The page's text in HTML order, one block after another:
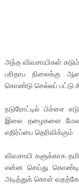
அந்த விவசாயிகள்
பரிதாப நிலைக்கு
கொண்டு செல்லப் பட்டு
நடுரோட்டில் பிச்சை
இலை தழைகளை
எதிர்ப்பை தெரிவிக்கும்
விவசாயி களுக்காக
என்ன செய்து
அடித்துக் கொள் வதற்கே